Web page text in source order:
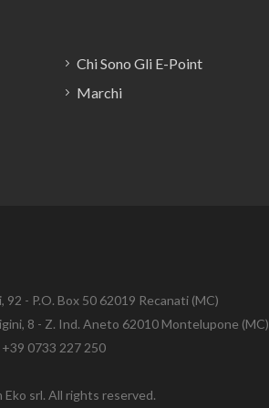
Chi Sono Gli E-Point
Marchi
92 - P.O. Box 50 62019 Recanati (MC)
8 - Z. Ind. Aneto 62010 Montelupone (MC)
+39 0733 227 250
srl. All rights reserved.